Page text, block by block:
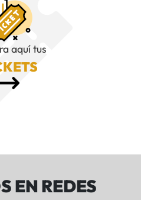
aquí tus
EN REDES